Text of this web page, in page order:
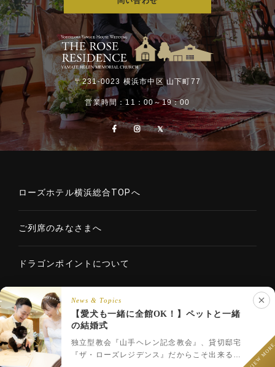
〒231-0023 横浜市中区 山下町77
営業時間：11：00～19：00
ローズホテル横浜総合TOPへ
ご列席のみなさまへ
ドラゴンポイントについて
Copyright © 2020 ROSE HOTELS INTERNATIONAL Co., Ltd. All
フェア予約 プラン一覧 LINEで相談
News & Topics
【愛犬も一緒に全館OK！】ペットと一緒
の結婚式
独立型教会『山手ヘレン記念教会』、貸切邸宅
『ザ・ローズレジデンス』だからこそ出来るペ
VIEW